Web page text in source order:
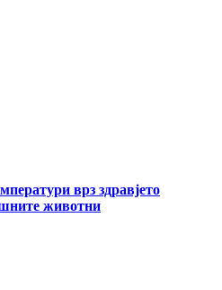
врз здравјето
животни